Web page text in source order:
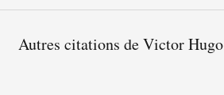
Autres citations de Victor Hugo